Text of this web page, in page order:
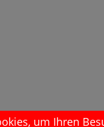
um Ihren